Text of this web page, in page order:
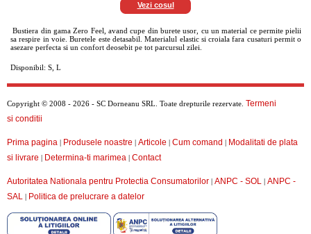
Vezi cosul
Bustiera din gama Zero Feel, avand cupe din burete usor, cu un material ce permite pielii
sa respire in voie. Buretele este detasabil. Materialul elastic si croiala fara cusaturi permit o
asezare perfecta si un confort deosebit pe tot parcursul zilei.
Disponibil: S, L
Copyright © 2008 - 2026 - SC Dorneanu SRL. Toate drepturile rezervate. Termeni
si conditii
Prima pagina | Produsele noastre | Articole | Cum comand | Modalitati de plata
si livrare | Determina-ti marimea | Contact
Autoritatea Nationala pentru Protectia Consumatorilor | ANPC - SOL | ANPC -
SAL | Politica de prelucrare a datelor